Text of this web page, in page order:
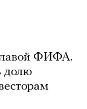
ФИФА.
долю